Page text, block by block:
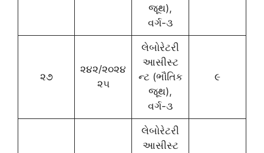
જૂથ),
વર્ગ-૩
૨૭
૨૪૨/૨૦૨૪
૨૫
લેબોરેટરી
આસીસ્ટ
ન્ટ (ભૌતિક
જૂથ),
વર્ગ-૩
૯
લેબોરેટરી
આસીસ્ટ